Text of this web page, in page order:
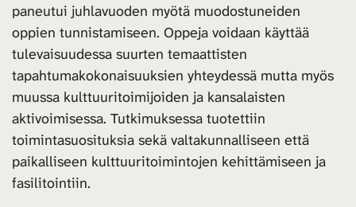
paneutui juhlavuoden myötä muodostuneiden
oppien tunnistamiseen. Oppeja voidaan käyttää
tulevaisuudessa suurten temaattisten
tapahtumakokonaisuuksien yhteydessä mutta myös
muussa kulttuuritoimijoiden ja kansalaisten
aktivoimisessa. Tutkimuksessa tuotettiin
toimintasuosituksia sekä valtakunnalliseen että
paikalliseen kulttuuritoimintojen kehittämiseen ja
fasilitointiin.